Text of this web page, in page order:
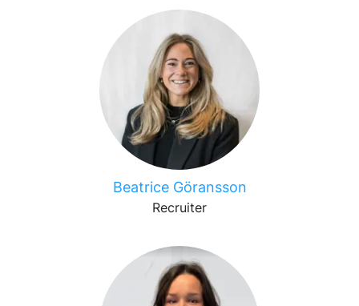
Beatrice Göransson
Recruiter